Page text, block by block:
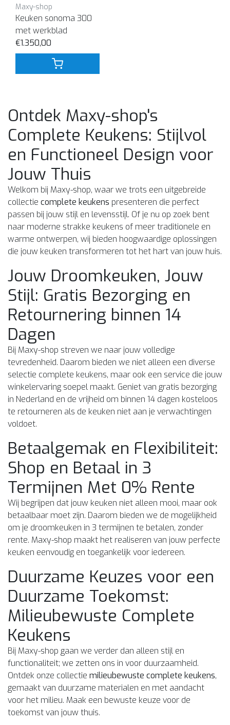
Maxy-shop
Keuken sonoma 300
met werkblad
€1.350,00
Ontdek Maxy-shop's
Complete Keukens: Stijlvol
en Functioneel Design voor
Jouw Thuis
Welkom bij Maxy-shop, waar we trots een uitgebreide
collectie complete keukens presenteren die perfect
passen bij jouw stijl en levensstijl. Of je nu op zoek bent
naar moderne strakke keukens of meer traditionele en
warme ontwerpen, wij bieden hoogwaardige oplossingen
die jouw keuken transformeren tot het hart van jouw huis.
Jouw Droomkeuken, Jouw
Stijl: Gratis Bezorging en
Retournering binnen 14
Dagen
Bij Maxy-shop streven we naar jouw volledige
tevredenheid. Daarom bieden we niet alleen een diverse
selectie complete keukens, maar ook een service die jouw
winkelervaring soepel maakt. Geniet van gratis bezorging
in Nederland en de vrijheid om binnen 14 dagen kosteloos
te retourneren als de keuken niet aan je verwachtingen
voldoet.
Betaalgemak en Flexibiliteit:
Shop en Betaal in 3
Termijnen Met 0% Rente
Wij begrijpen dat jouw keuken niet alleen mooi, maar ook
betaalbaar moet zijn. Daarom bieden we de mogelijkheid
om je droomkeuken in 3 termijnen te betalen, zonder
rente. Maxy-shop maakt het realiseren van jouw perfecte
keuken eenvoudig en toegankelijk voor iedereen.
Duurzame Keuzes voor een
Duurzame Toekomst:
Milieubewuste Complete
Keukens
Bij Maxy-shop gaan we verder dan alleen stijl en
functionaliteit; we zetten ons in voor duurzaamheid.
Ontdek onze collectie milieubewuste complete keukens,
gemaakt van duurzame materialen en met aandacht
voor het milieu. Maak een bewuste keuze voor de
toekomst van jouw thuis.